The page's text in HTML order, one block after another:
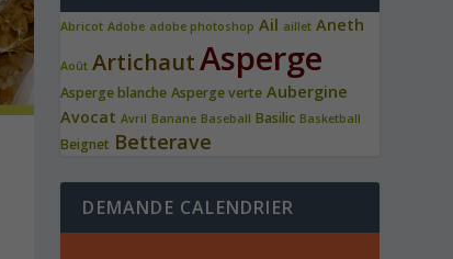
Abricot Adobe adobe photoshop Ail aillet Aneth
Août ArtichautAsperge
Asperge blanche Asperge verte Aubergine
Avocat Avril Banane Baseball Basilic Basketball
Beignet Betterave
DEMANDE CALENDRIER